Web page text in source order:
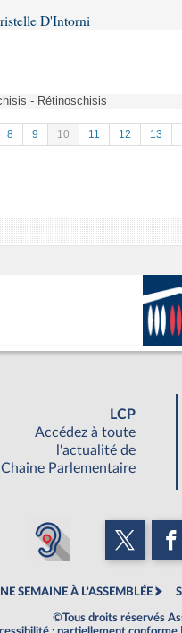
D'Intorni
- Rétinoschisis
8 9 10 11 12 13
LCP
Accédez à toute
l'actualité de
Chaine Parlementaire
SEMAINE À L'ASSEMBLÉE
©Tous droits réservés